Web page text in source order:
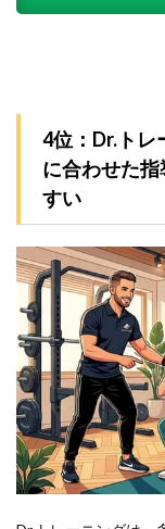
4位：Dr.トレ
に合わせた
すい